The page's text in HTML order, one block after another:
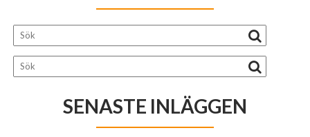
SENASTE INLÄGGEN